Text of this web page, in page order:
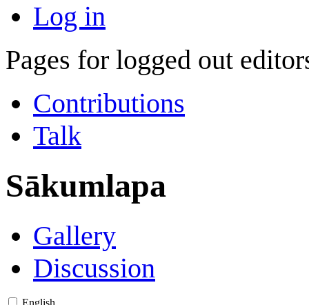
Log in
Pages for logged out
Contributions
Talk
Sākumlapa
Gallery
Discussion
English